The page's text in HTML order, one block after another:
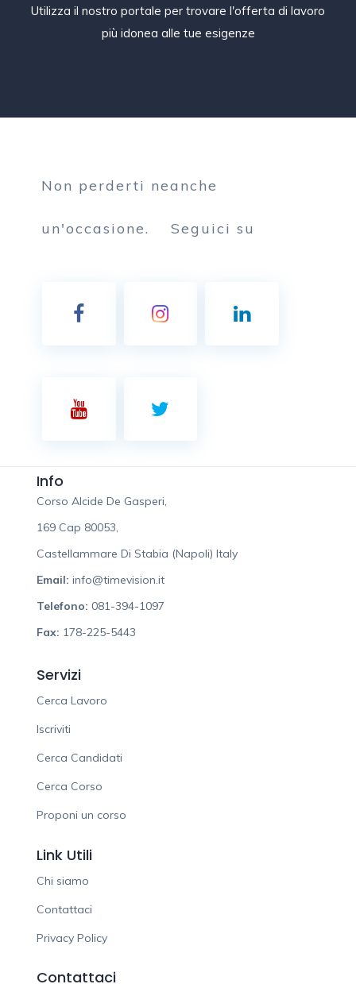
Utilizza il nostro portale per trovare l'offerta di lavoro
più idonea alle tue esigenze
Non perderti neanche
un'occasione. Seguici su
Info
Corso Alcide De Gasperi,
169 Cap 80053,
Castellammare Di Stabia (Napoli) Italy
Email: info@timevision.it
Telefono: 081-394-1097
Fax: 178-225-5443
Servizi
Cerca Lavoro
Iscriviti
Cerca Candidati
Cerca Corso
Proponi un corso
Link Utili
Chi siamo
Contattaci
Privacy Policy
Contattaci